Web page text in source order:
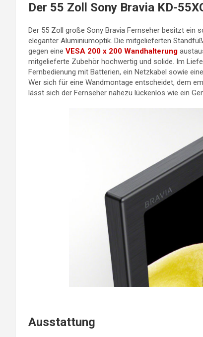
Der 55 Zoll Sony Bravia KD-
Der 55 Zoll große Sony Bravia Fernseher besitzt ein
eleganter Aluminiumoptik. Die mitgelieferten
gegen eine VESA 200 x 200 Wandhalterung
mitgelieferte Zubehör hochwertig und solide. Im
Fernbedienung mit Batterien, ein Netzkabel sowie
Wer sich für eine Wandmontage entscheidet, dem
lässt sich der Fernseher nahezu lückenlos wie ein
Ausstattung